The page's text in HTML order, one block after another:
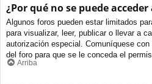
¿Por qué no se puede
Algunos foros pueden estar limitados
para visualizar, leer, publicar o llevar a
autorización especial. Comuníquese
del foro para que se le conceda el
Arriba